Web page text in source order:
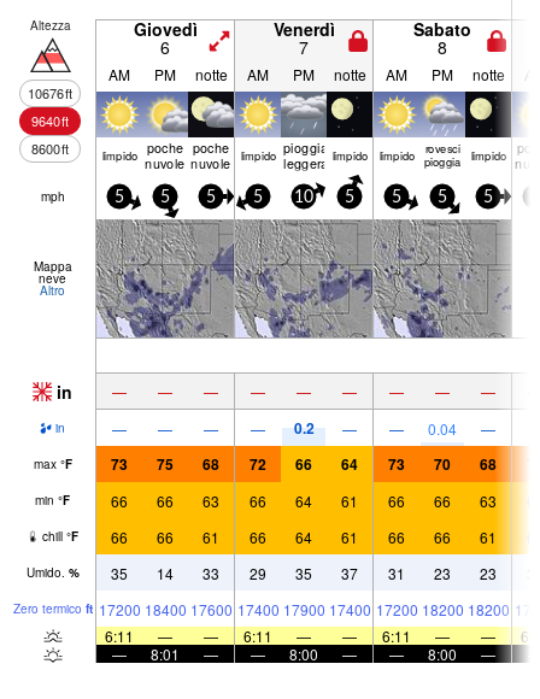
Altezza
10676ft
9640ft
8600ft
Giovedì
6
Venerdì
7
Sabato
8
AM PM notte AM PM notte AM PM notte
limp­ido poche
nuvole
poche
nuvole limp­ido pioggia
leggera limp­ido limp­ido rovesci
pioggia limp­ido
mph 5 5 5 5 10 5 5 5 5
Mappa
neve
Altro
in — — — — — — — — —
in — — — — 0.2 — — 0.04 —
max °F 73 75 68 72 66 64 73 70 68
min °F 66 66 63 66 64 61 66 66 63
chill °F 66 66 61 66 64 61 66 66 61
Umido. % 35 14 33 29 35 37 31 23 23
Zero termico ft 17200 18400 17600 17400 17900 17400 17200 18200 18200
6:11
— — 6:11 — — 6:11 — —
—
8:01 — — 8:00 — — 8:00 —